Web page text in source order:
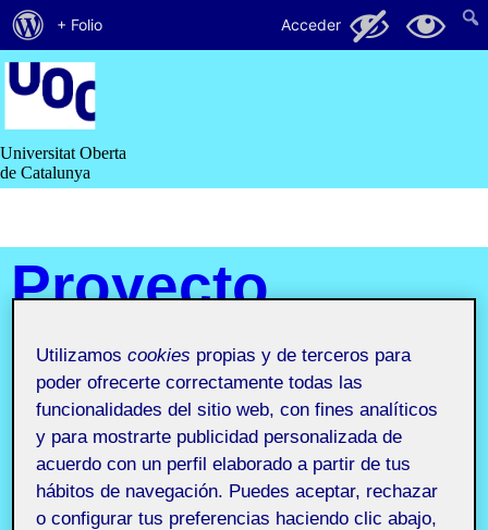
Saltar
contenido
Universitat Oberta
de Catalunya
Proyecto
II.
Diseño
editorial
Segundo semestre 2019-2020. Aula 1
Acerca
de
WordPress
+ Folio Acceder 125 28
Utilizamoscookies propias y de terceros para
poder ofrecerte correctamente todas las
funcionalidades del sitio web, con fines analíticos
y para mostrarte publicidad personalizada de
acuerdo con un perfil elaborado a partir de tus
hábitos de navegación. Puedes aceptar, rechazar
o configurar tus preferencias haciendo clic abajo,